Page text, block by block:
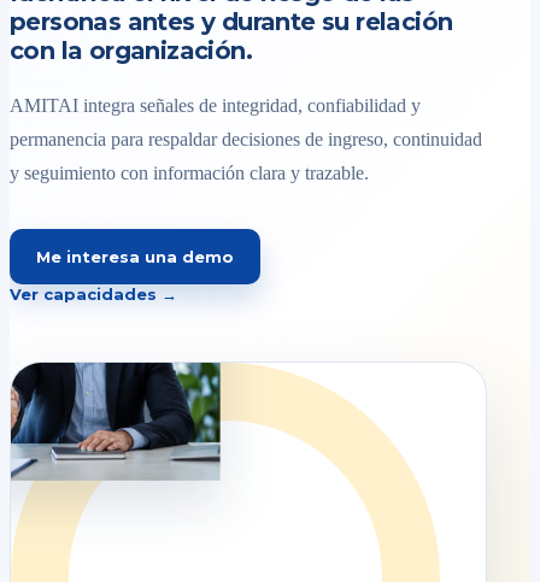
personas antes y durante su relación
con la organización.
AMITAI integra señales de integridad, confiabilidad y
permanencia para respaldar decisiones de ingreso, continuidad
y seguimiento con información clara y trazable.
Me interesa una demo
Ver capacidades →